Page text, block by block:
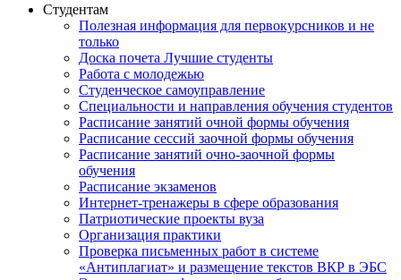
Студентам
Полезная информация для первокурсников и не
только
Доска почета Лучшие студенты
Работа с молодежью
Студенческое самоуправление
Специальности и направления обучения студентов
Расписание занятий очной формы обучения
Расписание сессий заочной формы обучения
Расписание занятий очно-заочной формы
обучения
Расписание экзаменов
Интернет-тренажеры в сфере образования
Патриотические проекты вуза
Организация практики
Проверка письменных работ в системе
«Антиплагиат» и размещение текстов ВКР в ЭБС